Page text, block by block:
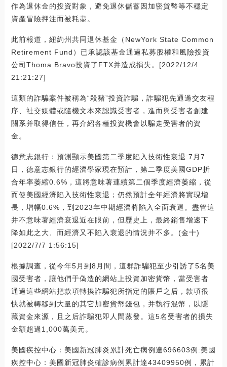
作為退休金的投資對象，避免退休儲蓄因加密貨幣等不穩定
資產冒險押注而被耗盡。
此前報道，紐約州共同退休基金（NewYork State Common
Retirement Fund）已承認該基金通過私募股權和風險投資
公司Thoma Bravo投資了FTX并造成損失。[2022/12/4
21:21:27]
這類的詐騙案件被稱為“殺豬”投資詐騙，詐騙犯先通過交友程
序、社交媒體或隨機文本來認識受害者，進而與受害者創建
關系并取得信任，再介紹各種投資機會以騙走受害者的資
金。
德意志銀行：預測顯示美國第二季度陷入技術性衰退:7月7
日，德意志銀行的經濟學家現在預計，第二季度美國GDP折
合年率萎縮0.6%，這將意味著連續第二個季度經濟萎縮，從
而使美國經濟陷入技術性衰退；仍然預計全年經濟將實現增
長，增幅0.6%，到2023年中期經濟將陷入全面衰退。盡管這
并不意味著經濟衰退近在眼前，但歷史上，最終銷售增速下
降如此之大、而經濟又不陷入衰退的情況并不多。(金十)
[2022/7/7 1:56:15]
根據調查，從今年5月到8月間，這群詐騙犯至少引誘了5名美
國受害者，讓他們于偽造的網站上投資加密貨幣，當受害者
通過這些網站把款項轉換詐騙犯所指定的賬戶之后，款項很
快就被轉移到大量的其它加密貨幣錢包，并執行混幣，以隱
藏資金來源，且之后詐騙犯即人間蒸發。這5名受害者的損失
金額超過1,000萬美元。
美國疾控中心：美國新冠肺炎累計死亡病例達696603例:美國
疾控中心：美國新冠肺炎確診病例累計達43409950例，累計